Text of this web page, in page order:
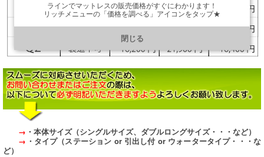
→ ・本体サイズ（シングルサイズ、ダブルロングサイズ・・・など）
→ ・タイプ（ステーション or 引出し付 or ウォータータイプ・・・な
ど）
ラインでマットレスの販売価格がすぐにわかります！
リッチメニューの「価格を調べる」アイコンをタップ★
https://line.me/R/ti/p/@901ptzjz
閉じる